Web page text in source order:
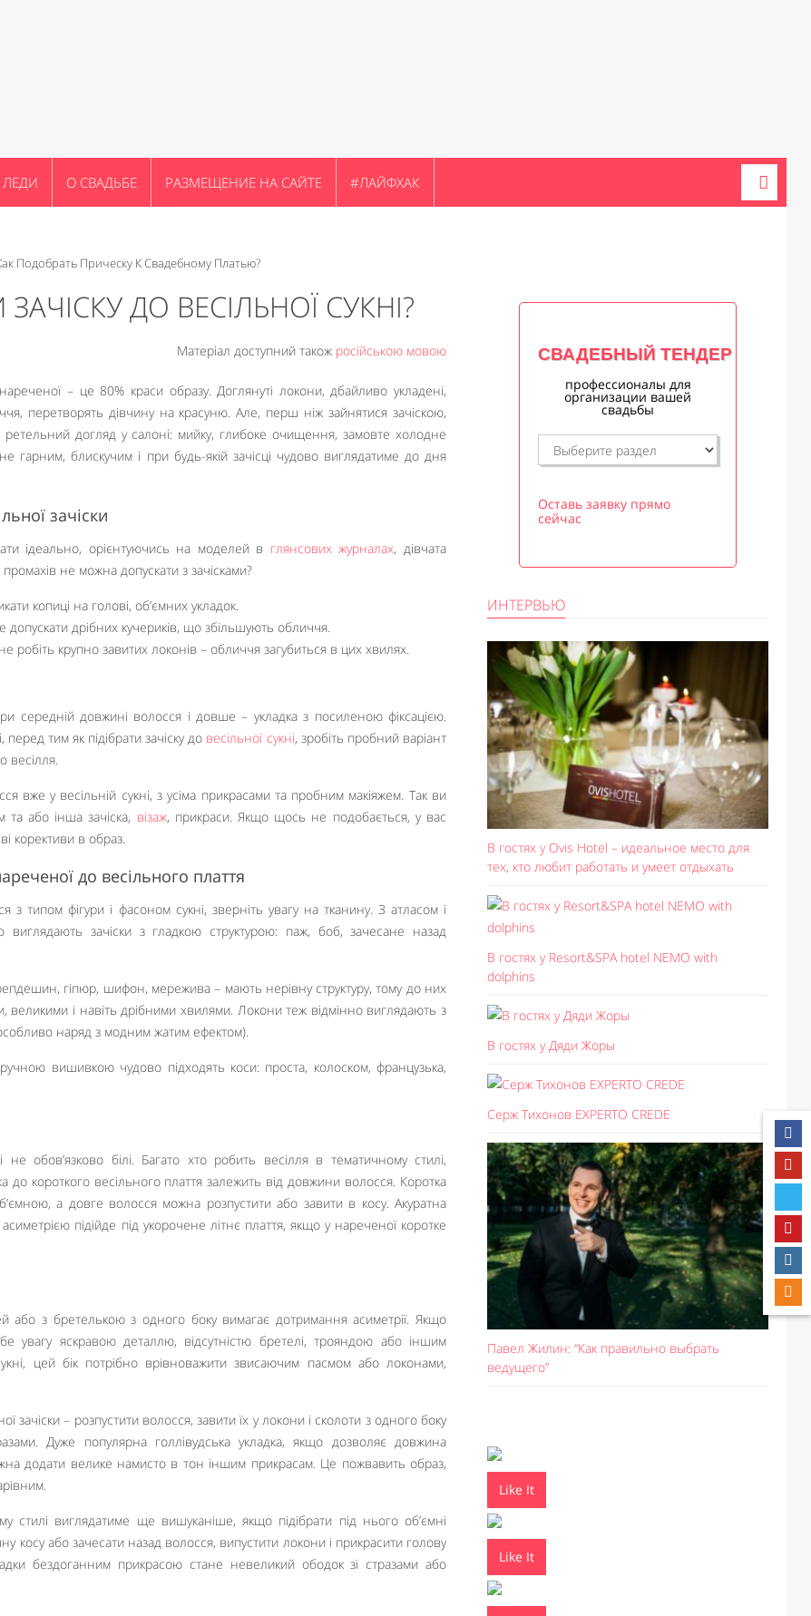
ЛЕДИ О СВАДЬБЕ РАЗМЕЩЕНИЕ НА САЙТЕ #ЛАЙФХАК
Подобрать Прическу К Свадебному Платью?
ЗАЧІСКУ ДО ВЕСІЛЬНОЇ СУКНІ?
Матеріал доступний також російською мовою
– це 80% краси образу. Доглянуті локони, дбайливо укладені,
перетворять дівчину на красуню. Але, перш ніж зайнятися зачіскою,
ретельний догляд у салоні: мийку, глибоке очищення, замовте холодне
гарним, блискучим і при будь-якій зачісці чудово виглядатиме до дня
зачіски
ідеально, орієнтуючись на моделей в глянсових журналах, дівчата
не можна допускати з зачісками?
копиці на голові, об’ємних укладок.
дрібних кучериків, що збільшують обличчя.
робіть крупно завитих локонів – обличчя загубиться в цих хвилях.
середній довжині волосся і довше – укладка з посиленою фіксацією.
тим як підібрати зачіску до весільної сукні, зробіть пробний варіант
весілля.
вже у весільній сукні, з усіма прикрасами та пробним макіяжем. Так ви
та або інша зачіска, візаж, прикраси. Якщо щось не подобається, у вас
корективи в образ.
до весільного плаття
з типом фігури і фасоном сукні, зверніть увагу на тканину. З атласом і
виглядають зачіски з гладкою структурою: паж, боб, зачесане назад
гіпюр, шифон, мережива – мають нерівну структуру, тому до них
великими і навіть дрібними хвилями. Локони теж відмінно виглядають з
наряд з модним жатим ефектом).
вишивкою чудово підходять коси: проста, колоском, французька,
і не обов’язково білі. Багато хто робить весілля в тематичному стилі,
до короткого весільного плаття залежить від довжини волосся. Коротка
а довге волосся можна розпустити або завити в косу. Акуратна
підійде під укорочене літнє плаття, якщо у нареченої коротке
або з бретелькою з одного боку вимагає дотримання асиметрії. Якщо
увагу яскравою деталлю, відсутністю бретелі, трояндою або іншим
цей бік потрібно врівноважити звисаючим пасмом або локонами,
зачіски – розпустити волосся, завити їх у локони і сколоти з одного боку
Дуже популярна голлівудська укладка, якщо дозволяє довжина
додати велике намисто в тон іншим прикрасам. Це пожвавить образ,
стилі виглядатиме ще вишуканіше, якщо підібрати під нього об’ємні
косу або зачесати назад волосся, випустити локони і прикрасити голову
бездоганним прикрасою стане невеликий ободок зі стразами або
СВАДЕБНЫЙ ТЕНДЕР
профессионалы для
организации вашей
свадьбы
Оставь заявку прямо
сейчас
ИНТЕРВЬЮ
В гостях у Ovis Hotel – идеальное место для
тех, кто любит работать и умеет отдыхать
В гостях у Resort&SPA hotel NEMO with
dolphins
В гостях у Дяди Жоры
Серж Тихонов EXPERTO CREDE
Павел Жилин: “Как правильно выбрать
ведущего”
Like It
Like It